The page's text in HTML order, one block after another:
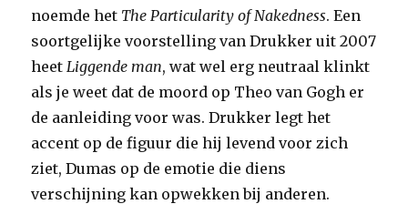
noemde het The Particularity of Nakedness. Een
soortgelijke voorstelling van Drukker uit 2007
heet Liggende man, wat wel erg neutraal klinkt
als je weet dat de moord op Theo van Gogh er
de aanleiding voor was. Drukker legt het
accent op de figuur die hij levend voor zich
ziet, Dumas op de emotie die diens
verschijning kan opwekken bij anderen.